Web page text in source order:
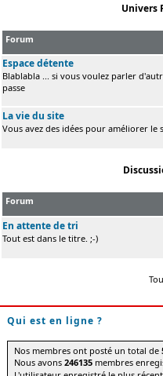
Univers
Forum
Espace détente
Blablabla ... si vous voulez parler
passe
La vie du site
Vous avez des idées pour améliorer le
Forum
En attente de tri
Tout est dans le titre. ;-)
Qui est en ligne ?
Nos membres ont posté un total de
Nous avons246135 membres